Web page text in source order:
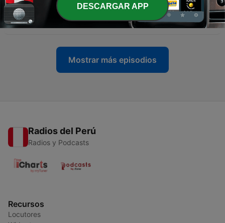
120 - هزيمة صادمة لدالاس من جرين باي | نار باتريك ماهومز
تحرق ميامي في الثلج القارص
16 ene. 2024
Mostrar más episodios
Radios del Perú
Radios y Podcasts
Recursos
Locutores
DESCARGAR APP